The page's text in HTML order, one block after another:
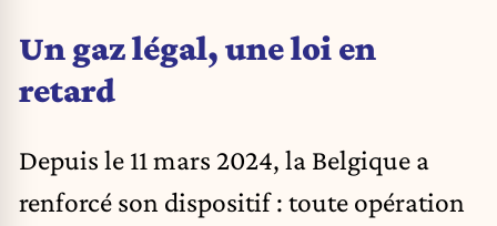
Un gaz légal, une loi en
retard
Depuis le 11 mars 2024, la Belgique a
renforcé son dispositif : toute opération